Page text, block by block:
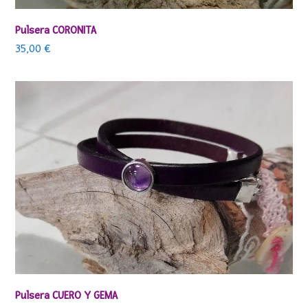
Pulsera CORONITA
35,00€
Pulsera CUERO Y GEMA